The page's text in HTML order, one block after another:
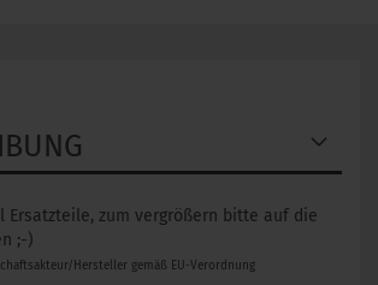
Ersatzteile, zum vergrößern bitte auf die
;-)
Hersteller gemäß EU-Verordnung